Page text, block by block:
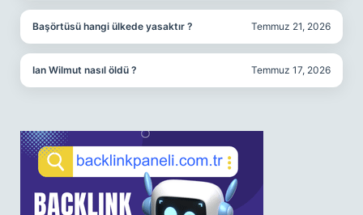
Başörtüsü hangi ülkede yasaktır ? Temmuz 21, 2026
Ian Wilmut nasıl öldü ? Temmuz 17, 2026